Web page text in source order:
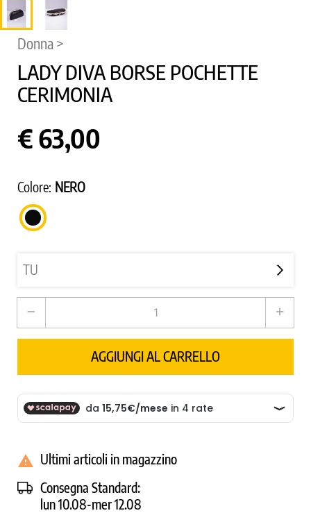
Donna >
LADY DIVA BORSE POCHETTE
CERIMONIA
€ 63,00
Colore: NERO
NERO
remove add
AGGIUNGI AL CARRELLO
 Ultimi articoli in magazzino
Consegna Standard:
lun 10.08-mer 12.08